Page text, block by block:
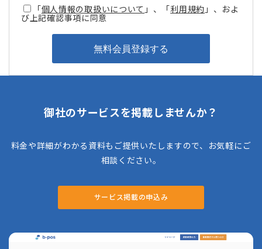
「個人情報の取扱いについて 」、「利用規約 」、およ
び上記確認事項に同意
御社のサービスを掲載しませんか？
料金や詳細がわかる資料もご提供いたしますので、お気軽にご
相談ください。
サービス掲載の申込み